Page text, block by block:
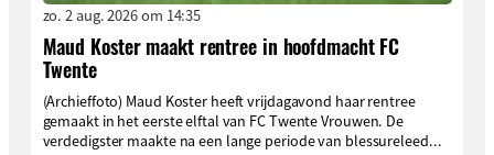
zo. 2 aug. 2026 om 14:35
Maud Koster maakt rentree in hoofdmacht FC
Twente
(Archieffoto) Maud Koster heeft vrijdagavond haar rentree
gemaakt in het eerste elftal van FC Twente Vrouwen. De
verdedigster maakte na een lange periode van blessureleed...